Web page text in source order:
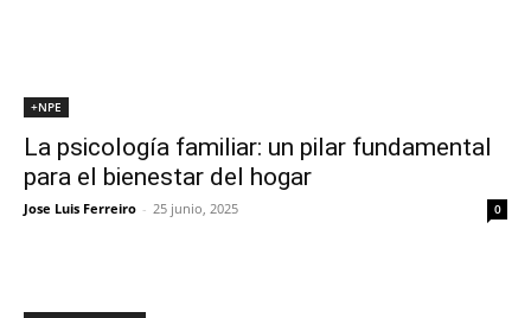
+NPE
La psicología familiar: un pilar fundamental
para el bienestar del hogar
Jose Luis Ferreiro - 25 junio, 2025 0